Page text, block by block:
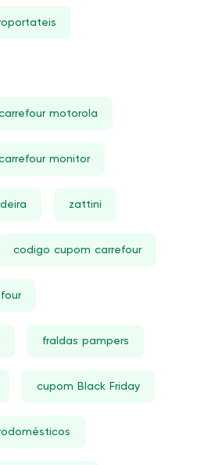
motorola
monitor
zattini
codigo cupom carrefour
fraldas pampers
cupom Black Friday